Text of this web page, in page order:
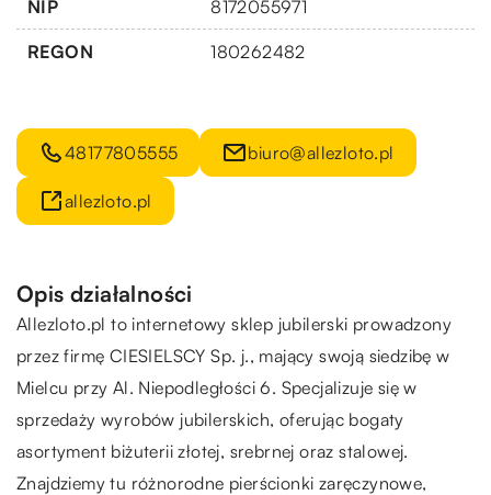
NIP 8172055971
REGON 180262482
48177805555 biuro@allezloto.pl
allezloto.pl
Opis działalności
Allezloto.pl to internetowy sklep jubilerski prowadzony
przez firmę CIESIELSCY Sp. j., mający swoją siedzibę w
Mielcu przy Al. Niepodległości 6. Specjalizuje się w
sprzedaży wyrobów jubilerskich, oferując bogaty
asortyment biżuterii złotej, srebrnej oraz stalowej.
Znajdziemy tu różnorodne pierścionki zaręczynowe,